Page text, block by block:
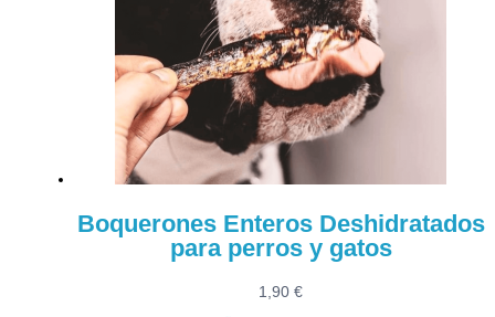
Boquerones Enteros Deshidratados
para perros y gatos
1,90 €